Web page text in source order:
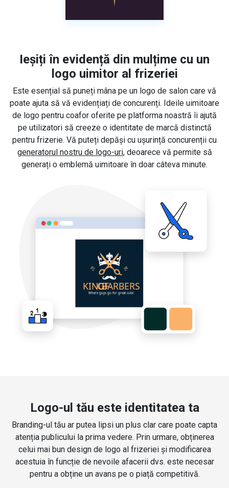
Ieșiți în evidență din mulțime cu un
logo uimitor al frizeriei
Este esențial să puneți mâna pe un logo de salon care vă
poate ajuta să vă evidențiați de concurenți. Ideile uimitoare
de logo pentru coafor oferite pe platforma noastră îi ajută
pe utilizatori să creeze o identitate de marcă distinctă
pentru frizerie. Vă puteți depăși cu ușurință concurenții cu
generatorul nostru de logo-uri, deoarece vă permite să
generați o emblemă uimitoare în doar câteva minute.
Logo-ul tău este identitatea ta
Branding-ul tău ar putea lipsi un plus clar care poate capta
atenția publicului la prima vedere. Prin urmare, obținerea
celui mai bun design de logo al frizeriei și modificarea
acestuia în funcție de nevoile afacerii dvs. este necesar
pentru a obține un avans pe o piață competitivă.